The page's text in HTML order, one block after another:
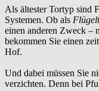
Als ältester Tortyp sind
Systemen. Ob als
einen anderen Zweck –
bekommen Sie einen
Hof.
Und dabei müssen Sie
verzichten. Denn bei